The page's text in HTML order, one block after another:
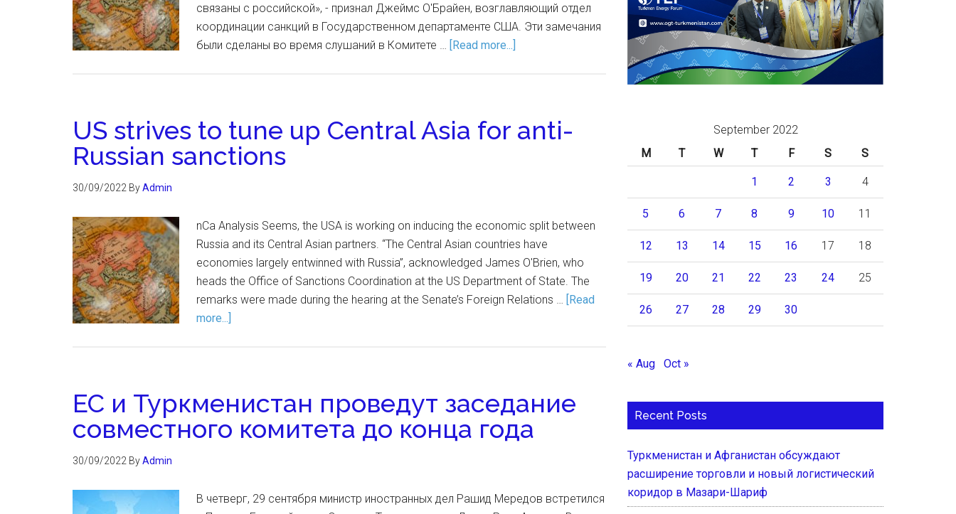
связаны с российской», - признал Джеймс О'Брайен, возглавляющий отдел
координации санкций в Государственном департаменте США. Эти замечания
были сделаны во время слушаний в Комитете … [Read more...]
US strives to tune up Central Asia for anti-
Russian sanctions
30/09/2022 ByAdmin
nCa Analysis Seems, the USA is working on inducing the economic split between
Russia and its Central Asian partners. “The Central Asian countries have
economies largely entwinned with Russia”, acknowledged James O'Brien, who
heads the Office of Sanctions Coordination at the US Department of State. The
remarks were made during the hearing at the Senate’s Foreign Relations … [Read
more...]
ЕС и Туркменистан проведут заседание
совместного комитета до конца года
30/09/2022 ByAdmin
В четверг, 29 сентября министр иностранных дел Рашид Мередов встретился
September 2022
M
T W T F S S
1 2 3 4
5 6 7 8 9 10 11
12 13 14 15 16 17 18
19 20 21 22 23 24 25
26 27 28 29 30
« Aug Oct »
Recent Posts
Туркменистан и Афганистан обсуждают
расширение торговли и новый логистический
коридор в Мазари-Шариф